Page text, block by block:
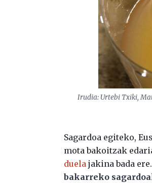
Irudia: Urtebi Txiki,
Sagardoa egiteko,
mota bakoitzak
duela jakina bada ere.
bakarreko